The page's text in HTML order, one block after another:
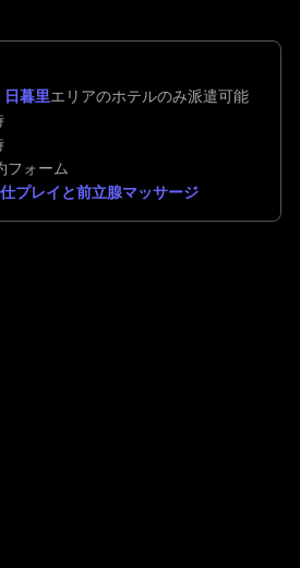
日暮里エリアのホテルのみ派遣可能
フォーム
プレイと前立腺マッサージ